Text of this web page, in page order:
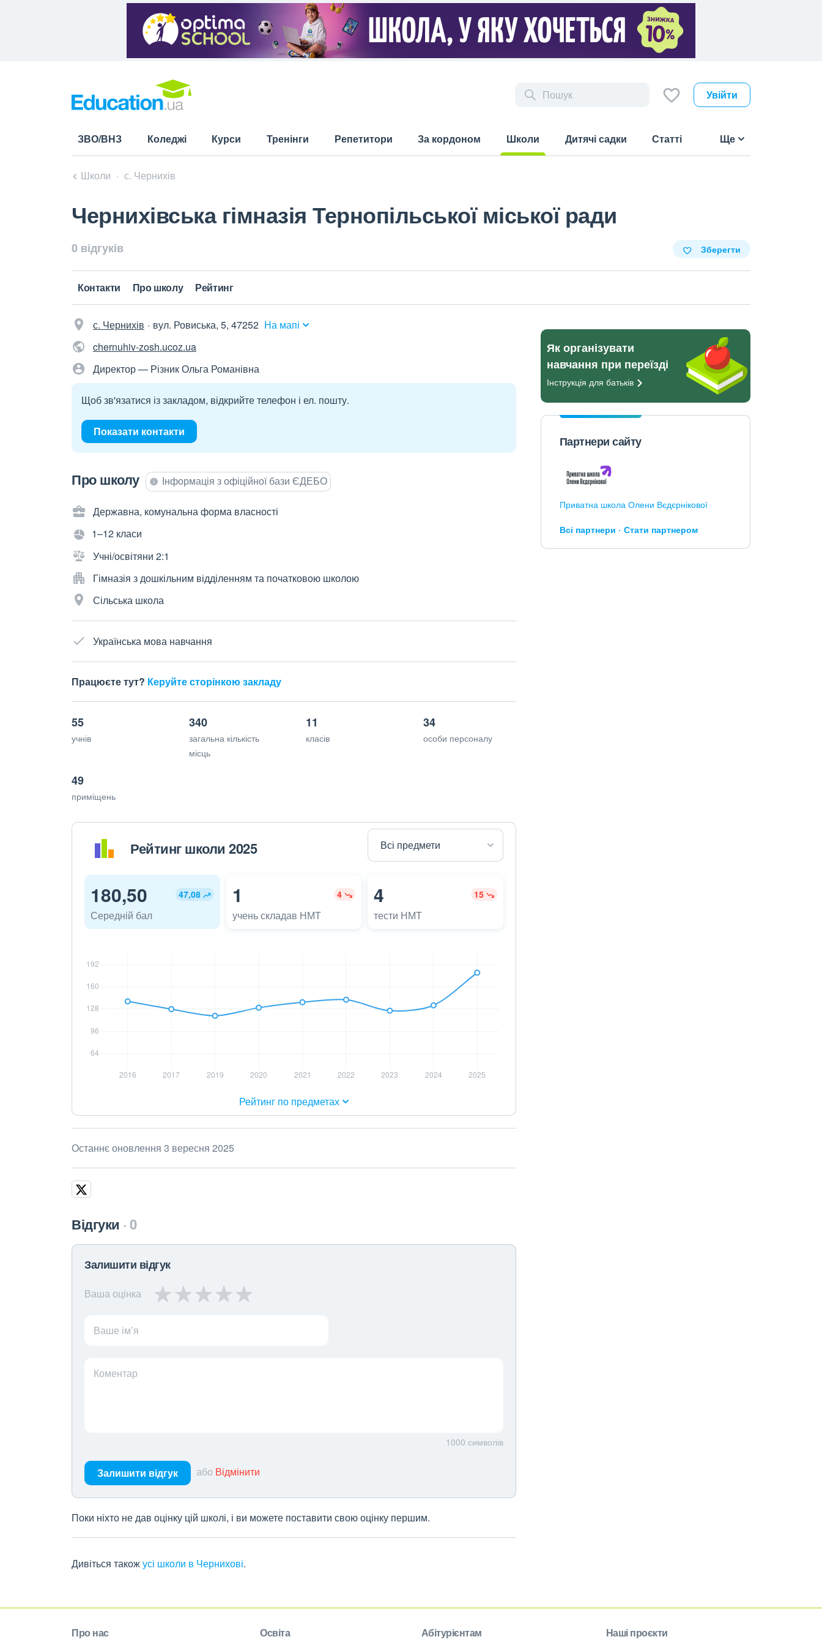
Увійти
ЗВО/ВНЗ Коледжі Курси Тренінги Репетитори За кордоном
Школи
Дитячі садки Статті Ще
Школи с. Чернихів
Чернихівська гімназія Тернопільської міської ради
0 відгуків Зберегти
Контакти Про школу Рейтинг
с. Чернихів вул. Ровиська, 5, 47252 На мапі
chernuhiv-zosh.ucoz.ua
Директор — Різник Ольга Романівна
Щоб зв'язатися із закладом, відкрийте телефон і ел. пошту.
Показати контакти
Про школу Інформація з офіційної бази ЄДЕБО
Державна, комунальна форма власності
1–12 класи
Учні/освітяни 2:1
Гімназія з дошкільним відділенням та початковою школою
Сільська школа
Українська мова навчання
Працюєте тут? Керуйте сторінкою закладу
55
учнів
340
загальна кількість
місць
11
класів
34
особи персоналу
49
приміщень
Рейтинг школи 2025
180,50 47,08
Середній бал
1 4
учень складав НМТ
4 15
тести НМТ
Рейтинг по предметах
Останнє оновлення 3 вересня 2025
Відгуки 0
Залишити відгук
Ваша оцінка
Ваше ім’я
Коментар
1000 символів
Залишити відгук або Відмінити
Поки ніхто не дав оцінку цій школі, і ви можете поставити свою оцінку першим.
Дивіться такожусі школи в Чернихові.
Як організувати
навчання при переїзді
Інструкція для батьків
Партнери сайту
Приватна школа Олени Вєдєрнікової
Всі партнери Стати партнером
Про нас Освіта Абітурієнтам Наші проєкти